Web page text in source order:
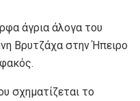
άγρια άλογα του
Βρυτζάχα στην Ήπειρο
σχηματίζεται το